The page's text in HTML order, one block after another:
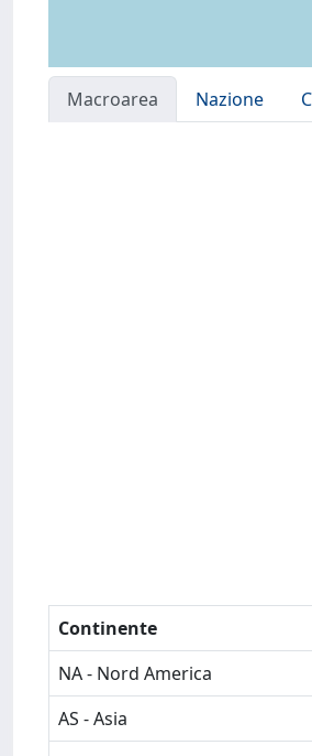
Macroarea Nazione
Continente
NA - Nord America
AS - Asia